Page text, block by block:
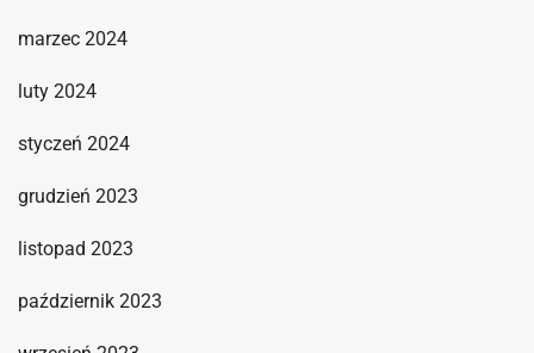
marzec 2024
luty 2024
styczeń 2024
grudzień 2023
listopad 2023
październik 2023